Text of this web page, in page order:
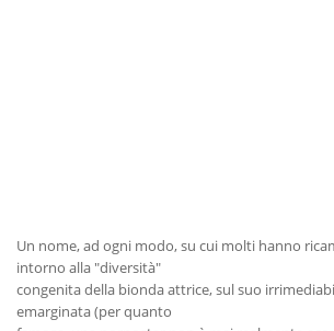
Un nome, ad ogni modo, su cui molti hanno
intorno alla "diversità"
congenita della bionda attrice, sul suo
emarginata (per quanto